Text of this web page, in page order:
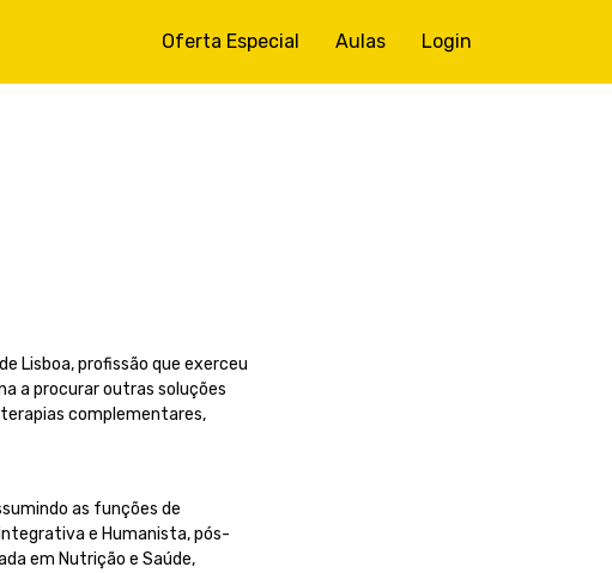
Oferta Especial Aulas Login
Lisboa, profissão que exerceu
a procurar outras soluções
complementares,
as funções de
e Humanista, pós-
em Nutrição e Saúde,